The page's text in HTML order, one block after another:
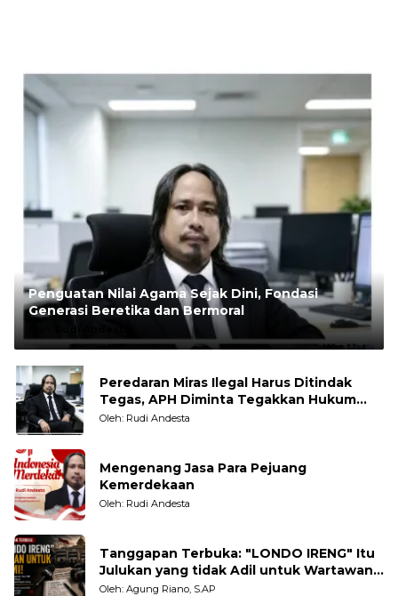
Penguatan Nilai Agama Sejak Dini, Fondasi
Generasi Beretika dan Bermoral
Rudi Andesta
Peredaran Miras Ilegal Harus Ditindak
Tegas, APH Diminta Tegakkan Hukum
Tanpa Pandang Bulu
Oleh: Rudi Andesta
Mengenang Jasa Para Pejuang
Kemerdekaan
Oleh: Rudi Andesta
Tanggapan Terbuka: "LONDO IRENG" Itu
Julukan yang tidak Adil untuk Wartawan,
Pengamat dan LSM
Oleh: Agung Riano, S.AP